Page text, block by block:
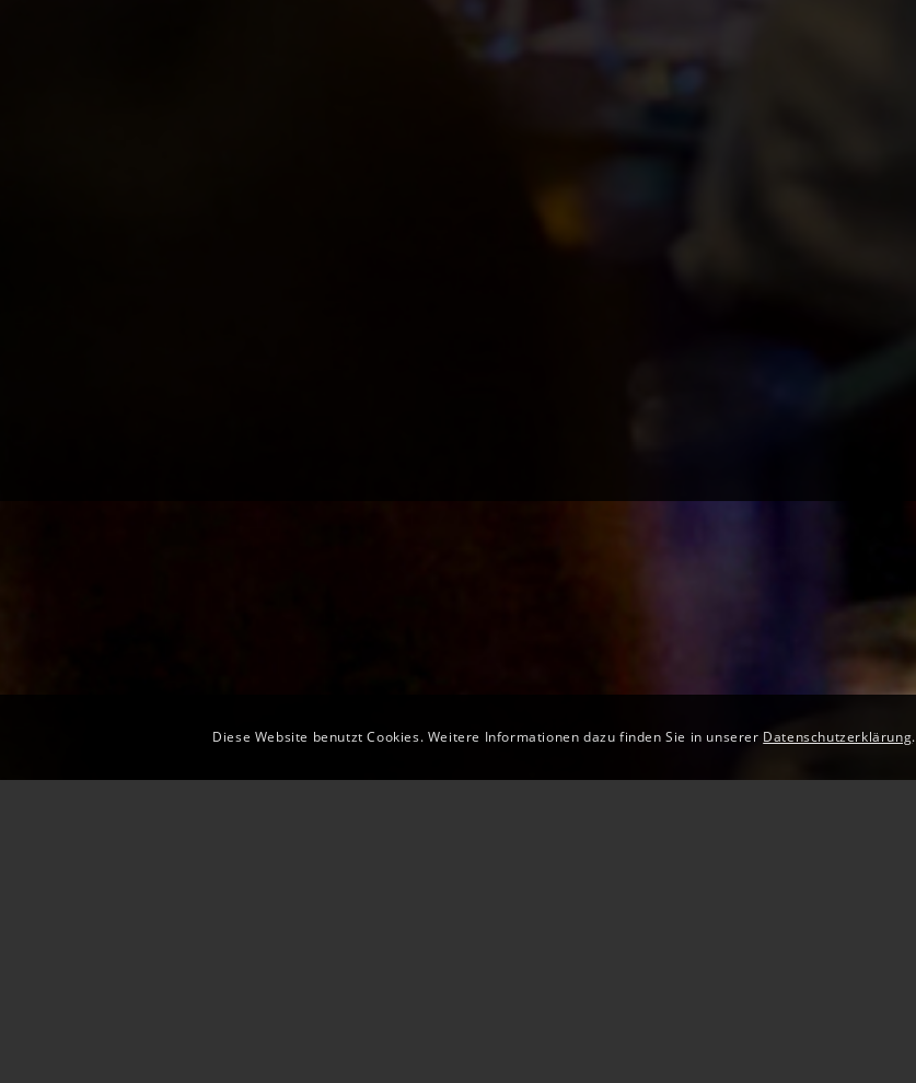
Diese Website benutzt Cookies. Weitere Informationen dazu finden Sie in unserer Datenschutzerklärung.